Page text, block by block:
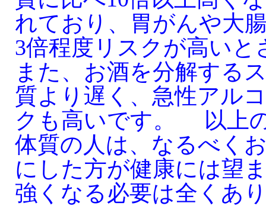
れており、胃がんや大
3倍程度リスクが高いと
また、お酒を分解する
質より遅く、急性アル
クも高いです。 以上
体質の人は、なるべく
にした方が健康には望
強くなる必要は全くあ